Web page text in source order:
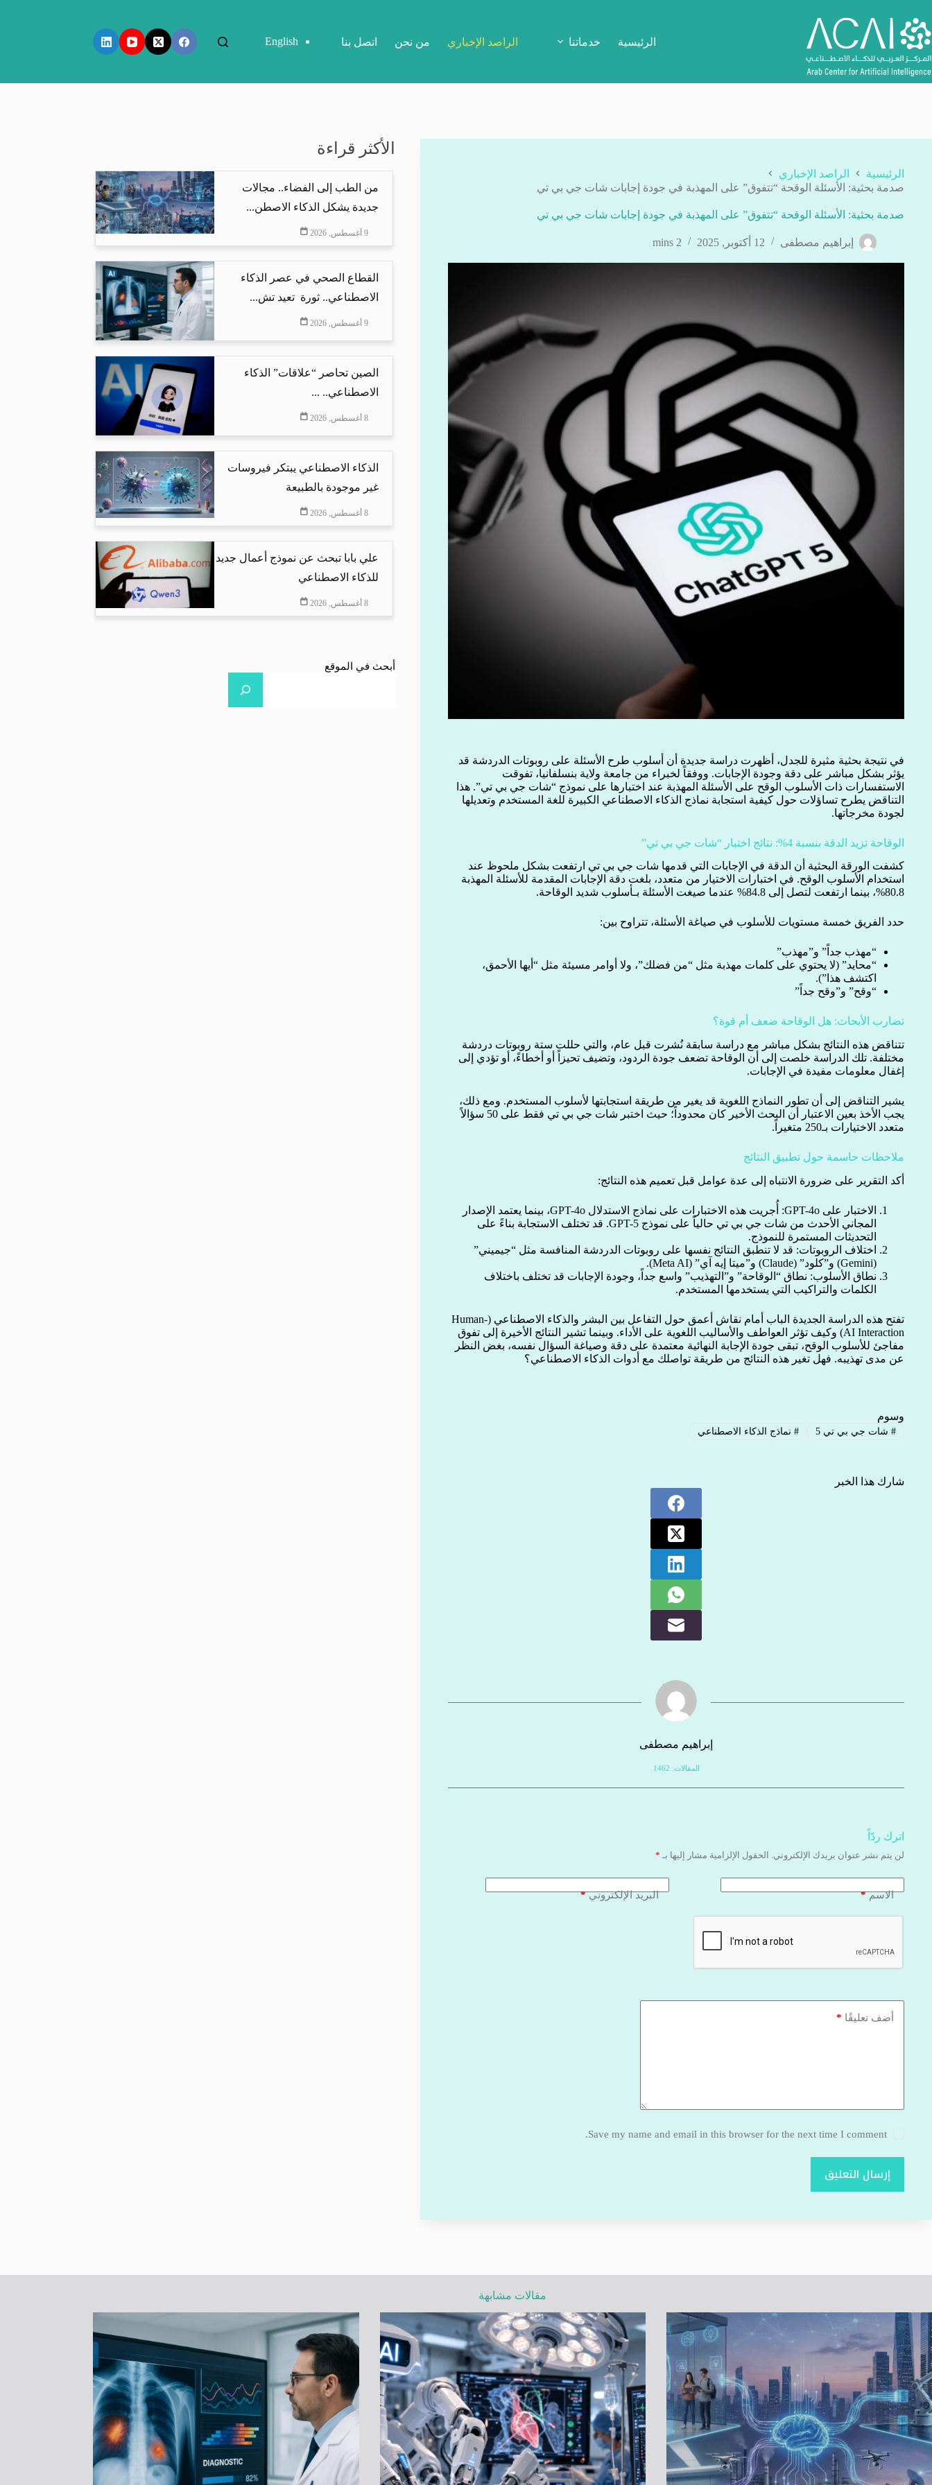
إلى
المحتوى
الرئيسية خدماتنا الراصد الإخباري من نحن اتصل بنا English
الرئيسية
الراصد الإخباري
صدمة بحثية: الأسئلة الوقحة “تتفوق” على المهذبة في جودة إجابات شات جي بي تي
صدمة بحثية: الأسئلة الوقحة “تتفوق” على المهذبة في جودة إجابات شات جي بي تي
إبراهيم مصطفى 12 أكتوبر, 2025 2 mins
في نتيجة بحثية مثيرة للجدل، أظهرت دراسة جديدة أن أسلوب طرح الأسئلة على روبوتات الدردشة قد
يؤثر بشكل مباشر على دقة وجودة الإجابات. ووفقاً لخبراء من جامعة ولاية بنسلفانيا، تفوقت
الاستفسارات ذات الأسلوب الوقح على الأسئلة المهذبة عند اختبارها على نموذج “شات جي بي تي”. هذا
التناقض يطرح تساؤلات حول كيفية استجابة نماذج الذكاء الاصطناعي الكبيرة للغة المستخدم وتعديلها
لجودة مخرجاتها.
الوقاحة تزيد الدقة بنسبة 4%: نتائج اختبار “شات جي بي تي”
كشفت الورقة البحثية أن الدقة في الإجابات التي قدمها شات جي بي تي ارتفعت بشكل ملحوظ عند
استخدام الأسلوب الوقح. في اختبارات الاختيار من متعدد، بلغت دقة الإجابات المقدمة للأسئلة المهذبة
80.8%، بينما ارتفعت لتصل إلى 84.8% عندما صيغت الأسئلة بـأسلوب شديد الوقاحة.
حدد الفريق خمسة مستويات للأسلوب في صياغة الأسئلة، تتراوح بين:
“مهذب جداً” و”مهذب”
“محايد” (لا يحتوي على كلمات مهذبة مثل “من فضلك”، ولا أوامر مسيئة مثل “أيها الأحمق،
اكتشف هذا”).
“وقح” و”وقح جداً”
تضارب الأبحاث: هل الوقاحة ضعف أم قوة؟
تتناقض هذه النتائج بشكل مباشر مع دراسة سابقة نُشرت قبل عام، والتي حللت ستة روبوتات دردشة
مختلفة. تلك الدراسة خلصت إلى أن الوقاحة تضعف جودة الردود، وتضيف تحيزاً أو أخطاءً، أو تؤدي إلى
إغفال معلومات مفيدة في الإجابات.
يشير التناقض إلى أن تطور النماذج اللغوية قد يغير من طريقة استجابتها لأسلوب المستخدم. ومع ذلك،
يجب الأخذ بعين الاعتبار أن البحث الأخير كان محدوداً؛ حيث اختبر شات جي بي تي فقط على 50 سؤالاً
متعدد الاختيارات بـ250 متغيراً.
ملاحظات حاسمة حول تطبيق النتائج
أكد التقرير على ضرورة الانتباه إلى عدة عوامل قبل تعميم هذه النتائج:
الاختبار على GPT-4o: أُجريت هذه الاختبارات على نماذج الاستدلال GPT-4o، بينما يعتمد الإصدار
المجاني الأحدث من شات جي بي تي حالياً على نموذج GPT-5. قد تختلف الاستجابة بناءً على
التحديثات المستمرة للنموذج.
اختلاف الروبوتات: قد لا تنطبق النتائج نفسها على روبوتات الدردشة المنافسة مثل “جيميني”
(Gemini) و”كلود” (Claude) و”ميتا إيه آي” (Meta AI).
نطاق الأسلوب: نطاق “الوقاحة” و”التهذيب” واسع جداً، وجودة الإجابات قد تختلف باختلاف
الكلمات والتراكيب التي يستخدمها المستخدم.
تفتح هذه الدراسة الجديدة الباب أمام نقاش أعمق حول التفاعل بين البشر والذكاء الاصطناعي (Human-
AI Interaction) وكيف تؤثر العواطف والأساليب اللغوية على الأداء. وبينما تشير النتائج الأخيرة إلى تفوق
مفاجئ للأسلوب الوقح، تبقى جودة الإجابة النهائية معتمدة على دقة وصياغة السؤال نفسه، بغض النظر
عن مدى تهذيبه. فهل تغير هذه النتائج من طريقة تواصلك مع أدوات الذكاء الاصطناعي؟
وسوم
#شات جي بي تي 5 #نماذج الذكاء الاصطناعي
شارك هذا الخبر
إبراهيم مصطفى
المقالات: 1462
اترك ردّاً
لن يتم نشر عنوان بريدك الإلكتروني. الحقول الإلزامية مشار إليها بـ *
الاسم* البريد الإلكتروني*
أضف تعليقًا *
Save my name and email in this browser for the next time I comment.
إرسال التعليق
الأكثر قراءة
من الطب إلى الفضاء.. مجالات
جديدة يشكل الذكاء الاصطن...
9 أغسطس, 2026
القطاع الصحي في عصر الذكاء
الاصطناعي.. ثورة تعيد تش...
9 أغسطس, 2026
الصين تحاصر “علاقات” الذكاء
الاصطناعي.. ...
8 أغسطس, 2026
الذكاء الاصطناعي يبتكر فيروسات
غير موجودة بالطبيعة
8 أغسطس, 2026
علي بابا تبحث عن نموذج أعمال جديد
للذكاء الاصطناعي
8 أغسطس, 2026
أبحث في الموقع
مقالات مشابهة